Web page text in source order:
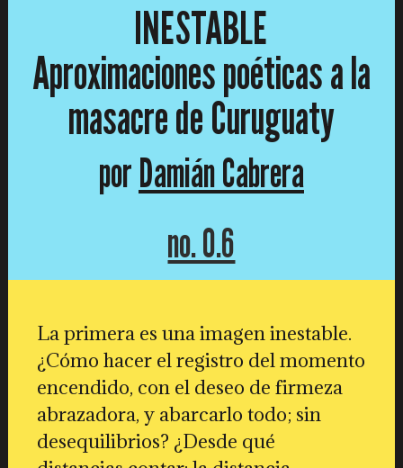
INESTABLE
Aproximaciones poéticas a la
masacre de Curuguaty
porDamián Cabrera
no. 0.6
La primera es una imagen inestable.
¿Cómo hacer el registro del momento
encendido, con el deseo de firmeza
abrazadora, y abarcarlo todo; sin
desequilibrios? ¿Desde qué